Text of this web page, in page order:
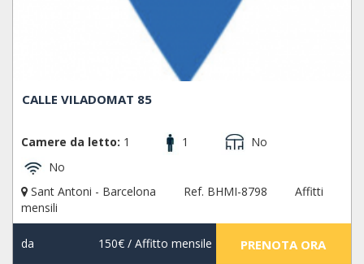
CALLE VILADOMAT 85
Camere da letto: 1 1
No
No
Sant Antoni - Barcelona
Ref. BHMI-8798
Affitti
mensili
da 150€/ Affitto mensile PRENOTA ORA